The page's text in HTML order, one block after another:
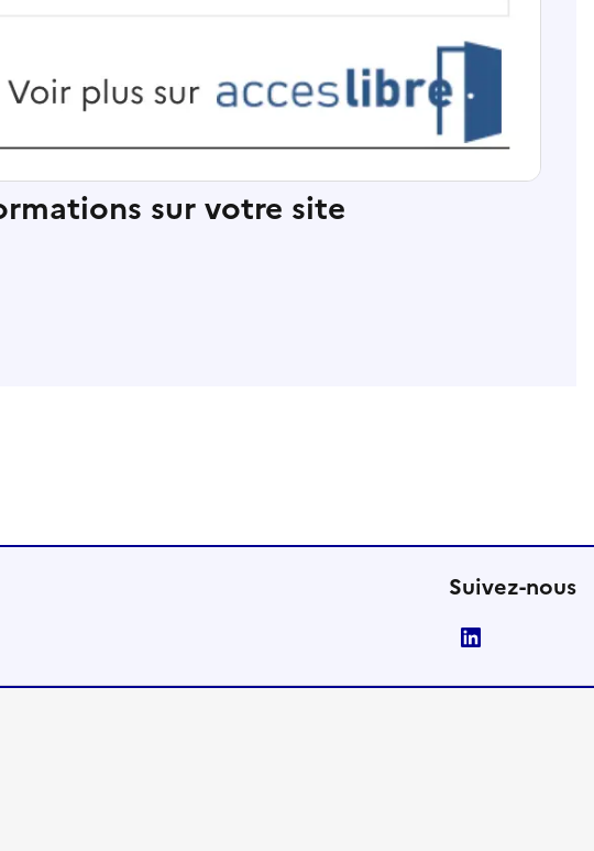
sur votre site
Suivez-nous